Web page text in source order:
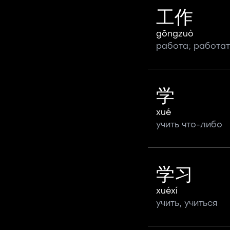
工作
gōngzuò
работа;
学
xué
учить что-либо
学习
xuéxí
учить, учиться